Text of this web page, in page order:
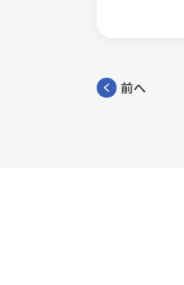
前へ